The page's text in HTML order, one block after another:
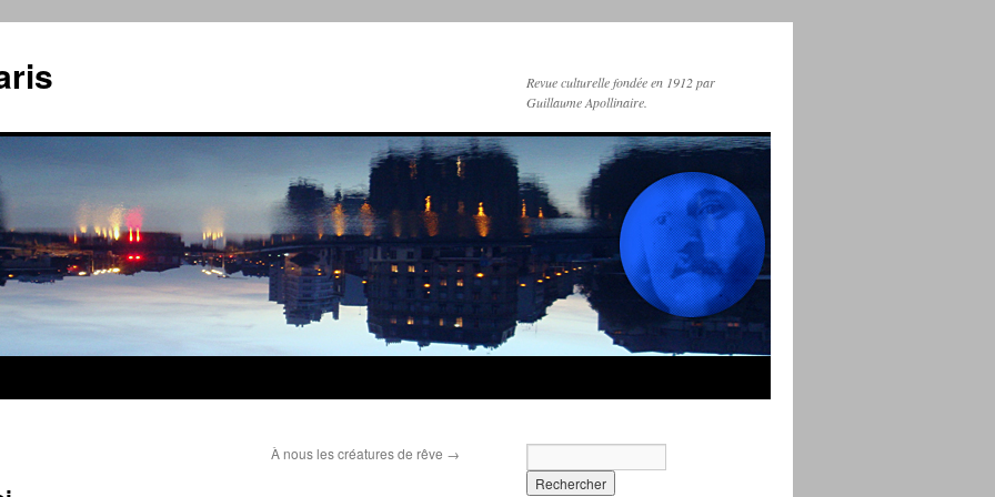
Revue culturelle fondée en 1912 par
Guillaume Apollinaire.
À nous les créatures de rêve →